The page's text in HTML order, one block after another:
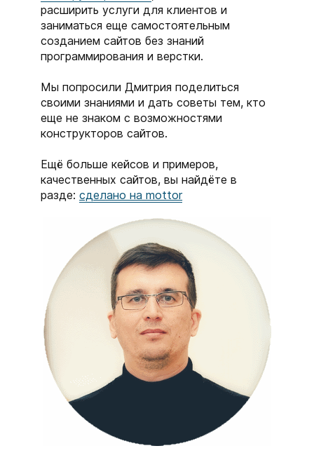
подключенного тарифа
для конструктор сайтов
+4
месяца
промокод на продвижение в
+12.000₽
тарифа чат-ботов, автоворонок
и мобильных приложений
+3
Бесплатный домен
в зоне .ru/.рф
0₽
Бесплатный шаблон сайта
под вашу сферу бизнеса
0₽
расширить услуги для клиентов и
заниматься еще самостоятельным
созданием сайтов без знаний
программирования и верстки.
Мы попросили Дмитрия поделиться
своими знаниями и дать советы тем, кто
еще не знаком с возможностями
конструкторов сайтов.
Ещё больше кейсов и примеров,
качественных сайтов, вы найдёте в
разде:сделано на mottor